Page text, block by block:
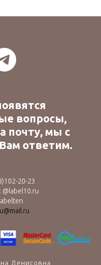
вопросы,
почту, мы с
ответим.
20-23
Денисовна